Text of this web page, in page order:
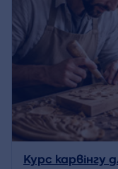
Курс карвінгу